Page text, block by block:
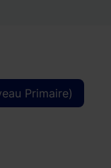
Primaire)